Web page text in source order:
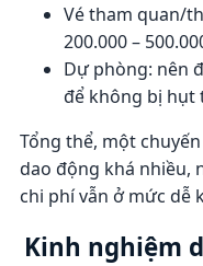
Vé tham quan/
200.000 –
Dự phòng: nên
để không bị hụt
Tổng thể, một
dao động khá nhiều,
chi phí vẫn ở mức dễ
Kinh nghiệm